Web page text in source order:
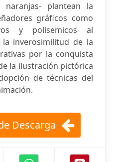
naranjas- plantean la
gráficos como
y polisemicos al
inverosimilitud de la
por la conquista
la ilustración pictórica
de técnicas del
Descarga